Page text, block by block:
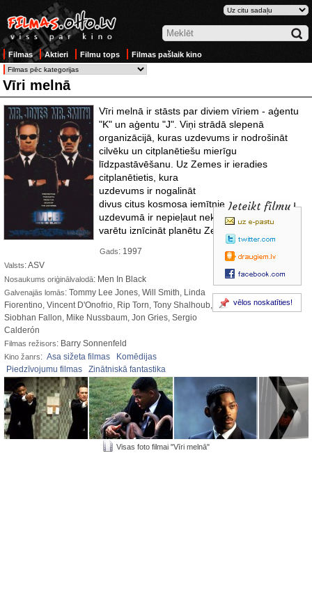
Filmas Aktieri Filmu tops Filmas pašlaik kino
Vīri melnā
Vīri melnā ir stāsts par diviem vīriem - aģentu
"K" un aģentu "J". Viņi strādā slepenā
organizācijā, kuras uzdevums ir nodrošināt
cilvēku un citplanētiešu mierīgu
līdzpastāvēšanu. Uz Zemes ir ieradies
citplanētietis, kura
uzdevums ir nogalināt
divus citus kosmosa iemītniekus. Abu aģentu
uzdevumā ir nepieļaut nekādas darbības, kas
varētu iznīcināt planētu Zeme.
Ieteikt filmu
vēlos noskatīties!
Gads: 1997
Valsts: ASV
Nosaukums oriģinālvalodā: Men In Black
Galvenajās lomās: Tommy Lee Jones, Will Smith, Linda
Fiorentino, Vincent D'Onofrio, Rip Torn, Tony Shalhoub,
Siobhan Fallon, Mike Nussbaum, Jon Gries, Sergio
Calderón
Filmas režisors: Barry Sonnenfeld
Kino žanrs: Asa sižeta filmas
Komēdijas
Piedzīvojumu filmas
Zinātniskā fantastika
Visas foto filmai "Vīri melnā"